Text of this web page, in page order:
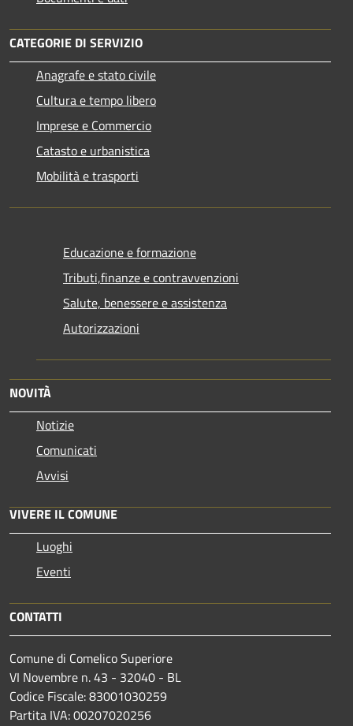
CATEGORIE DI SERVIZIO
Anagrafe e stato civile
Cultura e tempo libero
Imprese e Commercio
Catasto e urbanistica
Mobilità e trasporti
Educazione e formazione
Tributi,finanze e contravvenzioni
Salute, benessere e assistenza
Autorizzazioni
NOVITÀ
Notizie
Comunicati
Avvisi
VIVERE IL COMUNE
Luoghi
Eventi
CONTATTI
Comune di Comelico Superiore
VI Novembre n. 43 - 32040 - BL
Codice Fiscale: 83001030259
Partita IVA: 00207020256